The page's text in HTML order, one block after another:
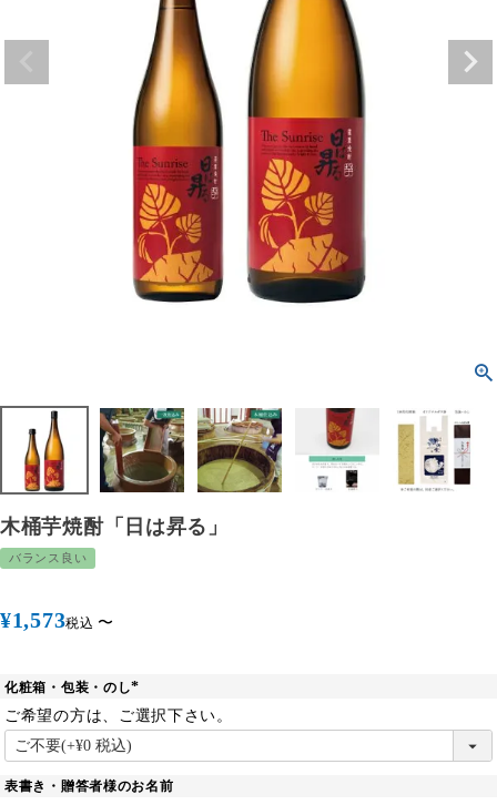
木桶芋焼酎「日は昇る」
バランス良い
¥1,573税込 〜
化粧箱・包装・のし
必
須
ご希望の方は、ご選択下さい。
表書き・贈答者様のお名前